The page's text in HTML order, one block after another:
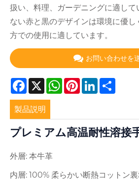
扱い、料理、ガーデニングに適して
ない赤と黒のデザインは環境に優
方での使用に適しています。
お問い合わせを
Facebook
X WhatsApp
Pinterest
LinkedIn
製品説明
プレミアム高温耐性溶接
外層: 本牛革
内層: 100% 柔らかい断熱コットン裏